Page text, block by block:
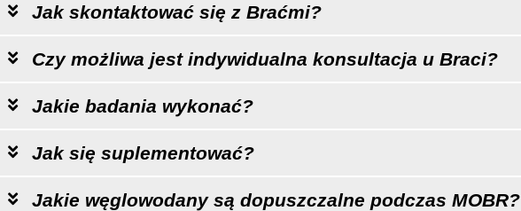
Jak skontaktować się z Braćmi?
Czy możliwa jest indywidualna konsultacja u Braci?
Jakie badania wykonać?
Jak się suplementować?
Jakie węglowodany są dopuszczalne podczas MOBR?